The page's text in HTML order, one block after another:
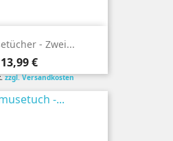
- Zwei...
Preis
13,99 €
zzgl. Versandkosten